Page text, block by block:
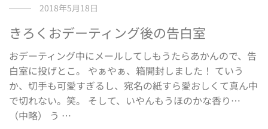
2018年5月18日
きろくおデーティング後の告白室
おデーティング中にメールしてしもうたらあかんので、告
白室に投げとこ。 やぁやぁ、箱開封しました！ ていう
か、切手も可愛すぎるし、宛名の紙すら愛おしくて真ん中
で切れない。笑。 そして、いやんもうほのかな香り…
（中略） う …